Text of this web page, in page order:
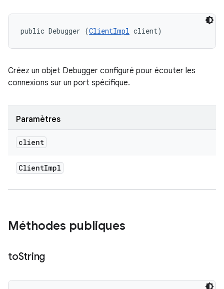
public Debugger (ClientImpl client)
Créez un objet Debugger configuré pour écouter les
connexions sur un port spécifique.
Paramètres
client
ClientImpl
Méthodes publiques
toString